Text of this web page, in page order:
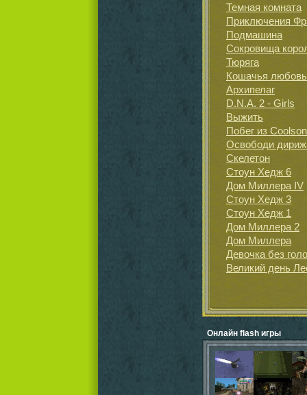
Темная комната
Приключения
Подмашина
Сокровища
Тюряга
Кошачья любовь
Архипелаг
D.N.A. 2 - Girls
Выжить
Побег из
Освободи
Скелетон
Стоун Хедж 6
Дом Миллера IV
Стоун Хедж 3
Стоун Хедж 1
Дом Миллера 2
Дом Миллера
Девочка без
Великий день
Онлайн flash игры